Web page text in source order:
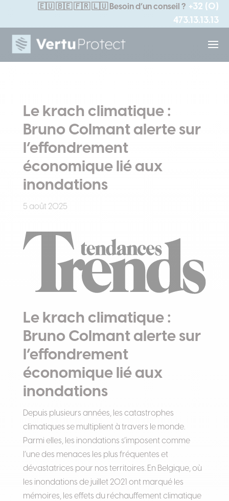
🇪🇺🇧🇪 🇫🇷 🇱🇺 Besoin d’un conseil ? +32 (0)
473.13.13.13
Le krach climatique :
Bruno Colmant alerte sur
l’effondrement
économique lié aux
inondations
5 août 2025
Le krach climatique :
Bruno Colmant alerte sur
l’effondrement
économique lié aux
inondations
Depuis plusieurs années, les catastrophes
climatiques se multiplient à travers le monde.
Parmi elles, les inondations s’imposent comme
l’une des menaces les plus fréquentes et
dévastatrices pour nos territoires. En Belgique, où
les inondations de juillet 2021 ont marqué les
mémoires, les effets du réchauffement climatique